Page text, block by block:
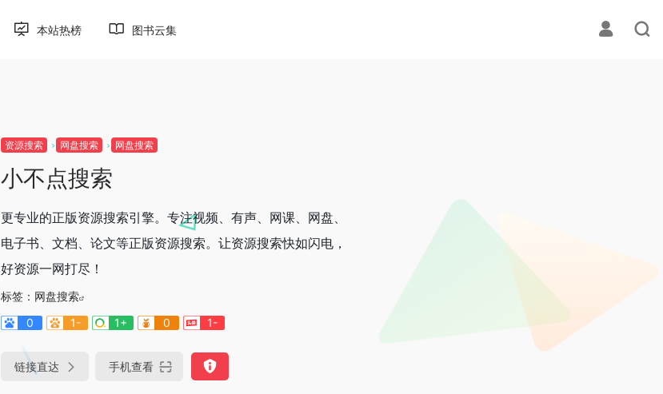
本站热榜 图书云集
资源搜索 网盘搜索 网盘搜索
小不点搜索
更专业的正版资源搜索引擎。专注视频、有声、网课、网盘、
电子书、文档、论文等正版资源搜索。让资源搜索快如闪电，
好资源一网打尽！
标签： 网盘搜索
0
1- 1+ 0 1-
链接直达 手机查看